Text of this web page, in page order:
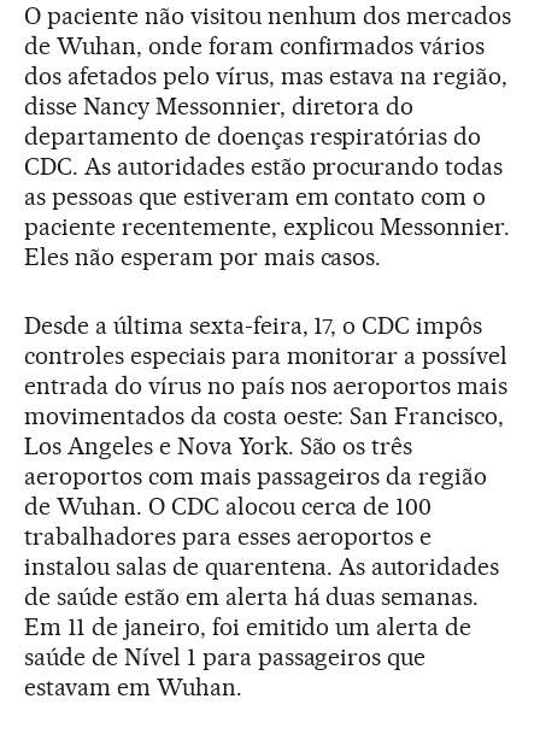
O paciente não visitou nenhum dos mercados
de Wuhan, onde foram confirmados vários
dos afetados pelo vírus, mas estava na região,
disse Nancy Messonnier, diretora do
departamento de doenças respiratórias do
CDC. As autoridades estão procurando todas
as pessoas que estiveram em contato com o
paciente recentemente, explicou Messonnier.
Eles não esperam por mais casos.
Desde a última sexta-feira, 17, o CDC impôs
controles especiais para monitorar a possível
entrada do vírus no país nos aeroportos mais
movimentados da costa oeste: San Francisco,
Los Angeles e Nova York. São os três
aeroportos com mais passageiros da região
de Wuhan. O CDC alocou cerca de 100
trabalhadores para esses aeroportos e
instalou salas de quarentena. As autoridades
de saúde estão em alerta há duas semanas.
Em 11 de janeiro, foi emitido um alerta de
saúde de Nível 1 para passageiros que
estavam em Wuhan.